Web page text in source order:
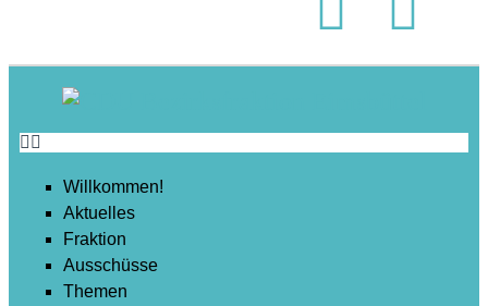
Willkommen!
Aktuelles
Fraktion
Ausschüsse
Themen